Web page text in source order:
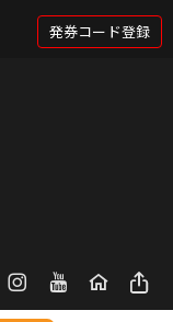
発券コード登録